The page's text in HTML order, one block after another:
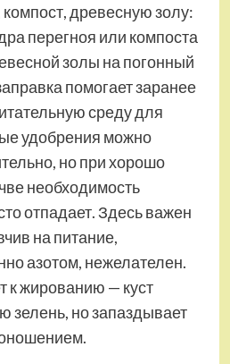
компост, древесную золу:
перегноя или компоста
золы на погонный
помогает заранее
среду для
удобрения можно
но при хорошо
необходимость
отпадает. Здесь важен
на питание,
азотом, нежелателен.
к жированию — куст
но запаздывает